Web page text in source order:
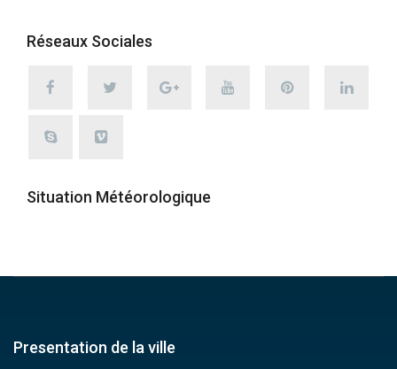
Réseaux Sociales
Situation Météorologique
Presentation de la ville